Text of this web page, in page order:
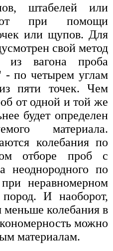
штабелей или
при помощи
или щупов. Для
свой метод
из вагона проба
- по четырем углам
пяти точек. Чем
от одной и той же
будет определен
материала.
колебания по
отборе проб с
неоднородного по
неравномерном
И наоборот,
меньше колебания в
можно
материалам.